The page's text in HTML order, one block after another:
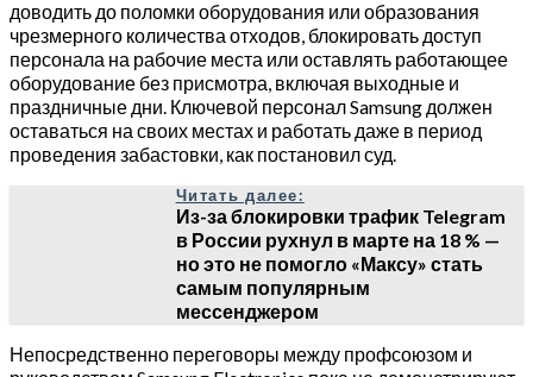
доводить до поломки оборудования или образования
чрезмерного количества отходов, блокировать доступ
персонала на рабочие места или оставлять работающее
оборудование без присмотра, включая выходные и
праздничные дни. Ключевой персонал Samsung должен
оставаться на своих местах и работать даже в период
проведения забастовки, как постановил суд.
Читать далее:
Из-за блокировки трафик Telegram
в России рухнул в марте на 18 % —
но это не помогло «Максу» стать
самым популярным
мессенджером
Непосредственно переговоры между профсоюзом и